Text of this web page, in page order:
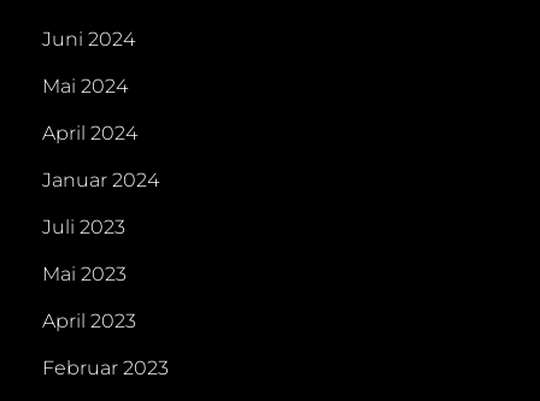
Juni 2024
Mai 2024
April 2024
Januar 2024
Juli 2023
Mai 2023
April 2023
Februar 2023